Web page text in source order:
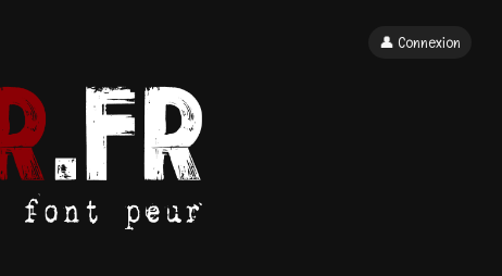
👤 Connexion